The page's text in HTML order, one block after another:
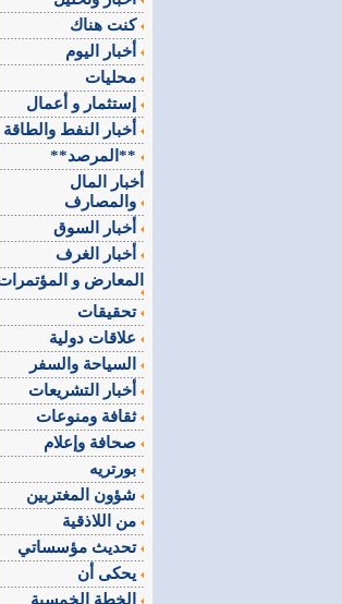
كنت هناك
**المرصد**
أخبار المال
المعارض و
تحقيقات
ثقافة ومنوعات
تحديث مؤسساتي